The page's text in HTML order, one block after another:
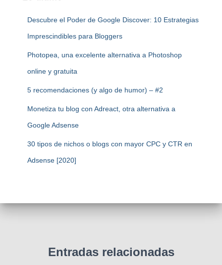
Descubre el Poder de Google Discover: 10 Estrategias
Imprescindibles para Bloggers
Photopea, una excelente alternativa a Photoshop
online y gratuita
5 recomendaciones (y algo de humor) – #2
Monetiza tu blog con Adreact, otra alternativa a
Google Adsense
30 tipos de nichos o blogs con mayor CPC y CTR en
Adsense [2020]
Entradas relacionadas